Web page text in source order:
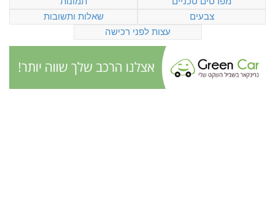
צבעים
שאלות ותשובות
עצות לפני רכישה